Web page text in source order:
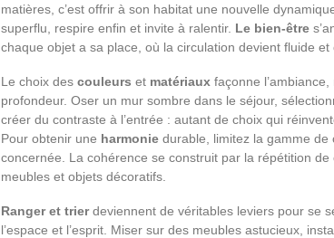
matières, c’est offrir à son habitat une nouvelle
superflu, respire enfin et invite à ralentir. Le bien-être
chaque objet a sa place, où la circulation devient fluide et
Le choix des couleurs et matériaux façonne
profondeur. Oser un mur sombre dans le séjour,
créer du contraste à l’entrée : autant de choix qui
Pour obtenir une harmonie durable, limitez la gamme
concernée. La cohérence se construit par la répétition
meubles et objets décoratifs.
Ranger et trierdeviennent de véritables leviers pour se
l’espace et l’esprit. Miser sur des meubles astucieux,